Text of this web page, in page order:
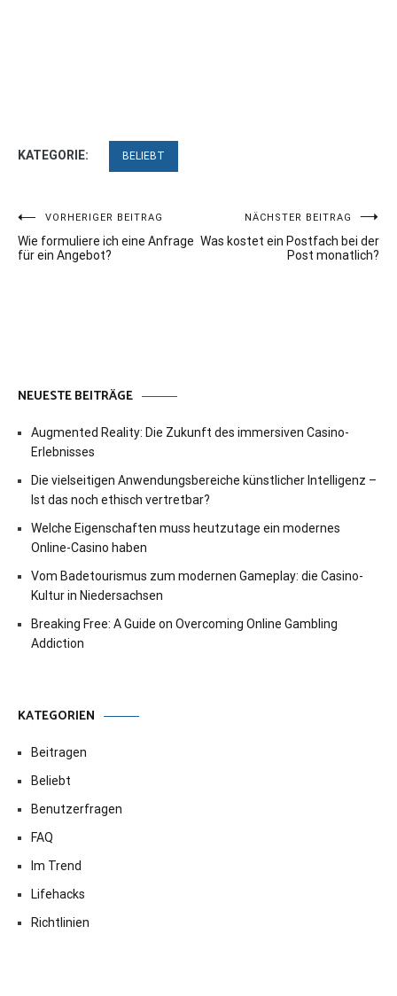
KATEGORIE: BELIEBT
Beitragsnavigation
VORHERIGER BEITRAG
Wie formuliere ich eine Anfrage
für ein Angebot?
NÄCHSTER BEITRAG
Was kostet ein Postfach bei der
Post monatlich?
NEUESTE BEITRÄGE
Augmented Reality: Die Zukunft des immersiven Casino-
Erlebnisses
Die vielseitigen Anwendungsbereiche künstlicher Intelligenz –
Ist das noch ethisch vertretbar?
Welche Eigenschaften muss heutzutage ein modernes
Online-Casino haben
Vom Badetourismus zum modernen Gameplay: die Casino-
Kultur in Niedersachsen
Breaking Free: A Guide on Overcoming Online Gambling
Addiction
KATEGORIEN
Beitragen
Beliebt
Benutzerfragen
FAQ
Im Trend
Lifehacks
Richtlinien